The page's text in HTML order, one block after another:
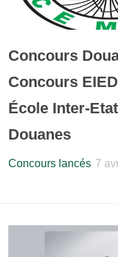
Concours
Concours
École Inter-
Douanes
Concours lancés 7